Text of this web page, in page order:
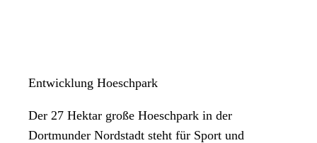
Entwicklung Hoeschpark
Der 27 Hektar große Hoeschpark in der
Dortmunder Nordstadt steht für Sport und